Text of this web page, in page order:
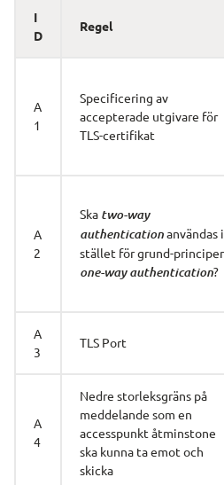
I
D
Regel
A
1
Specificering av
accepterade utgivare för
TLS-certifikat
A
2
Ska two-way
authentication användas i
one-way authentication?
A
3
TLS Port
A
4
Nedre storleksgräns på
meddelande som en
accesspunkt åtminstone
ska kunna ta emot och
skicka